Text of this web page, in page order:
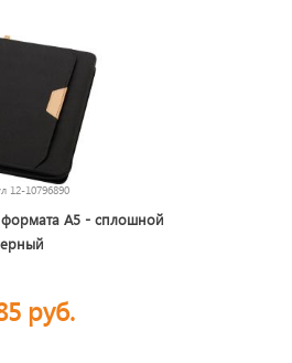
12-10796890
А5 - сплошной
руб.